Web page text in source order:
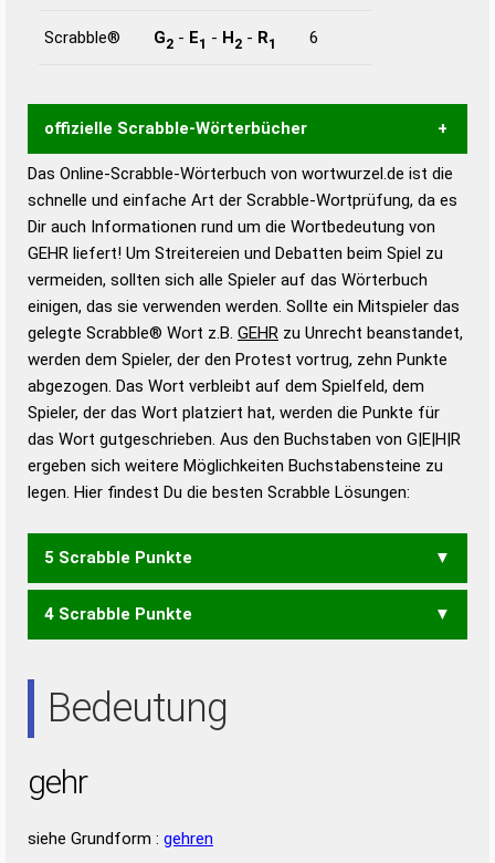
Scrabble® G2 - E1 - H2 - R1 6
offizielle Scrabble-Wörterbücher
Wortwurzel liefert mit Hilfe eines semantischen
Wortanalyse-Algorithmus gute Anhaltspunkte zu
Wortbedeutung, Worttrennung und Wortform, um die
Gültigkeit eines Wortes für das Scrabble-Spiel zu
bestimmen!
zugelassene Turnier Scrabble-
Wörterbücher sind:
Duden – Standardwerk in 12 Bänden
Duden – Richtiges und gutes
Deutsch
Duden – Die deutsche Grammatik
Duden – Deutsches
Universalwörterbuch
Das Online-Scrabble-Wörterbuch von wortwurzel.de ist die
schnelle und einfache Art der Scrabble-Wortprüfung, da es
Dir auch Informationen rund um die Wortbedeutung von
GEHR liefert! Um Streitereien und Debatten beim Spiel zu
vermeiden, sollten sich alle Spieler auf das Wörterbuch
einigen, das sie verwenden werden. Sollte ein Mitspieler das
gelegte Scrabble® Wort z.B. GEHR zu Unrecht beanstandet,
werden dem Spieler, der den Protest vortrug, zehn Punkte
abgezogen. Das Wort verbleibt auf dem Spielfeld, dem
Spieler, der das Wort platziert hat, werden die Punkte für
das Wort gutgeschrieben. Aus den Buchstaben von G|E|H|R
ergeben sich weitere Möglichkeiten Buchstabensteine zu
legen. Hier findest Du die besten Scrabble Lösungen:
5 Scrabble Punkte
HEG
4 Scrabble Punkte
Bedeutung
gehr
siehe Grundform : gehren